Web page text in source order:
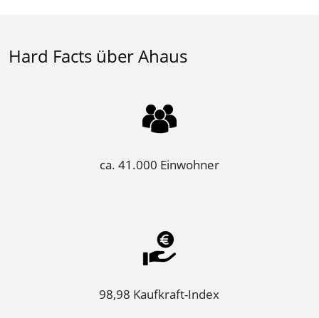
Hard Facts über Ahaus
ca. 41.000 Einwohner
98,98 Kaufkraft-Index